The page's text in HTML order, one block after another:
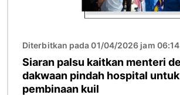
Diterbitkan pada 01/04/2026 jam 06:14
Siaran palsu kaitkan menteri
dakwaan pindah hospital untuk
pembinaan kuil